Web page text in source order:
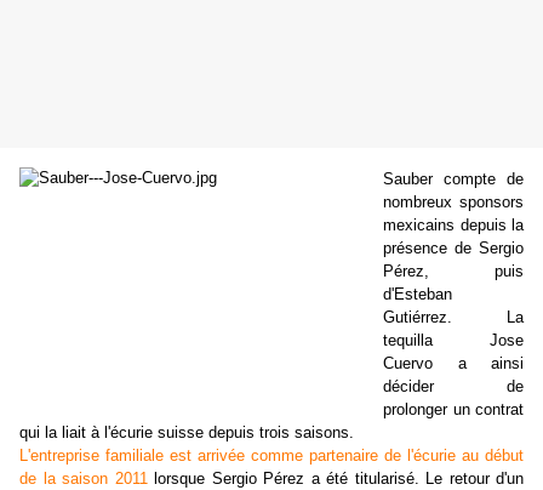
Sauber compte de
nombreux sponsors
mexicains depuis la
présence de Sergio
Pérez, puis
d'Esteban
Gutiérrez. La
tequilla Jose
Cuervo a ainsi
décider de
prolonger un contrat
qui la liait à l'écurie suisse depuis trois saisons.
L'entreprise familiale est arrivée comme partenaire de l'écurie au début
de la saison 2011lorsque Sergio Pérez a été titularisé. Le retour d'un